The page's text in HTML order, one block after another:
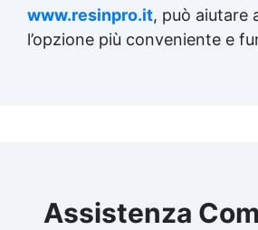
www.resinpro.it, può aiutare
l’opzione più conveniente e
Assistenza